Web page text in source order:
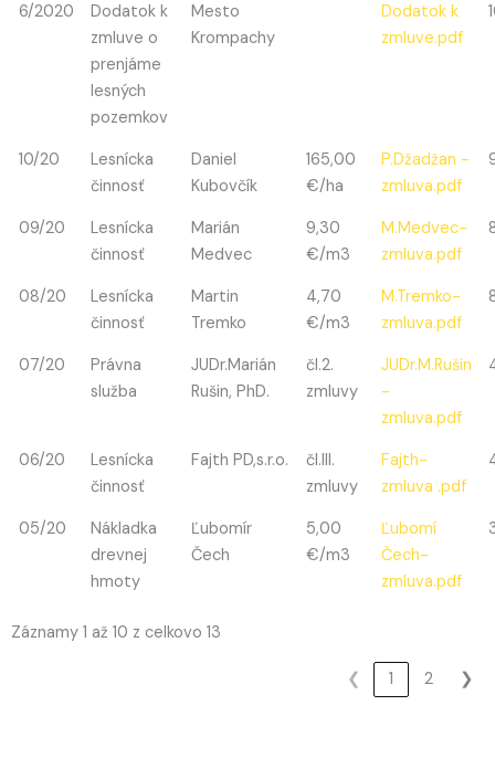
6/2020
Dodatok k
zmluve o
prenjáme
lesných
pozemkov
Mesto
Krompachy
Dodatok k
zmluve.pdf
10/20
Lesnícka
činnosť
Daniel
Kubovčík
165,00
€/ha
P.Džadžan -
zmluva.pdf
09/20
Lesnícka
činnosť
Marián
Medvec
9,30
€/m3
M.Medvec-
zmluva.pdf
08/20
Lesnícka
činnosť
Martin
Tremko
4,70
€/m3
M.Tremko-
zmluva.pdf
07/20
Právna
služba
JUDr.Marián
Rušin, PhD.
čl.2.
zmluvy
JUDr.M.Rušin
-
zmluva.pdf
06/20
Lesnícka
činnosť
Fajth PD,s.r.o.
čl.III.
zmluvy
Fajth-
zmluva .pdf
05/20
Nákladka
drevnej
hmoty
Ľubomír
Čech
5,00
€/m3
Ľubomí
Čech-
zmluva.pdf
Záznamy 1 až 10 z celkovo 13
❮ 1 2 ❯